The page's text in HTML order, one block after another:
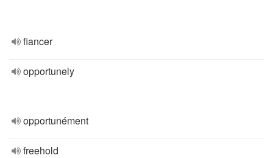
fiancer
opportunely
opportunément
freehold